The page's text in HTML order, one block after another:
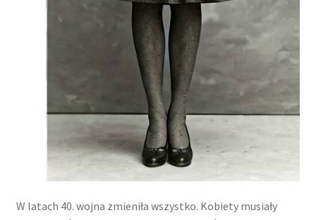
W latach 40. wojna zmieniła wszystko. Kobiety musiały